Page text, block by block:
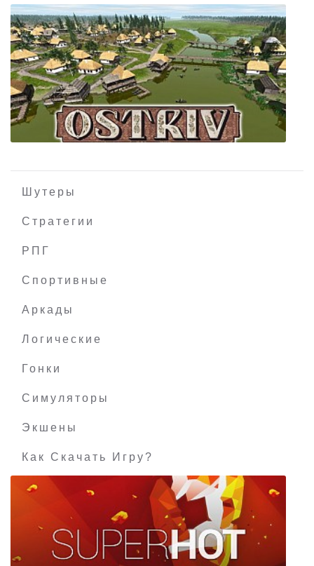
FINAL FANTASY III (2021)
Шутеры
Стратегии
РПГ
Спортивные
Аркады
Логические
Гонки
Симуляторы
Экшены
Как Скачать Игру?